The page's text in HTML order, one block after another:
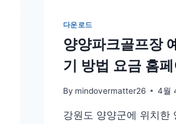
다운로드
양양파크골프장
기 방법 요금 홈페
By mindovermatter26 4월
강원도 양양군에 위치한